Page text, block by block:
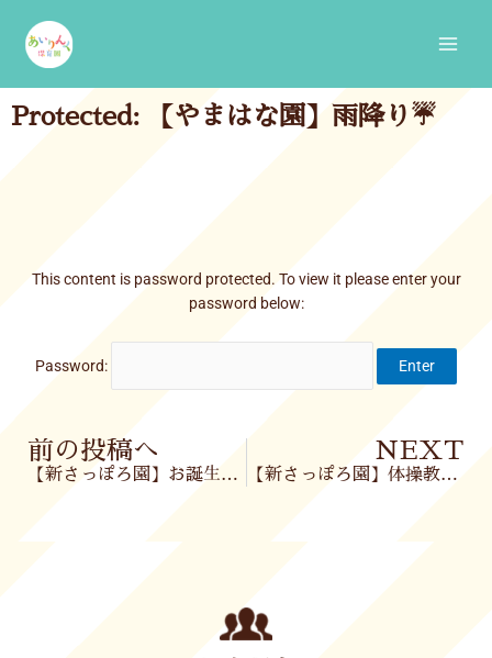
content
Protected: 【やまはな園】雨降り☔
This content is password protected. To view it please enter your
password below:
Password:
Prev
前の投稿へ
【新さっぽろ園】お誕生会🎂
NEXT
【新さっぽろ園】体操教室🤾‍♂️＆お散歩🌞